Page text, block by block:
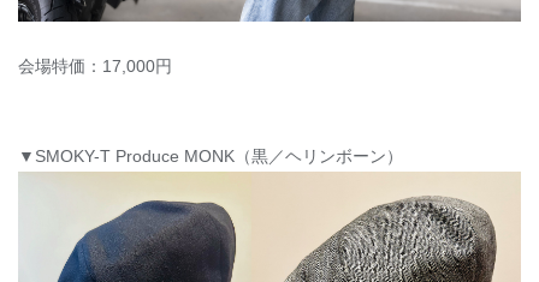
会場特価：17,000円
▼SMOKY-T Produce MONK（黒／ヘリンボーン）